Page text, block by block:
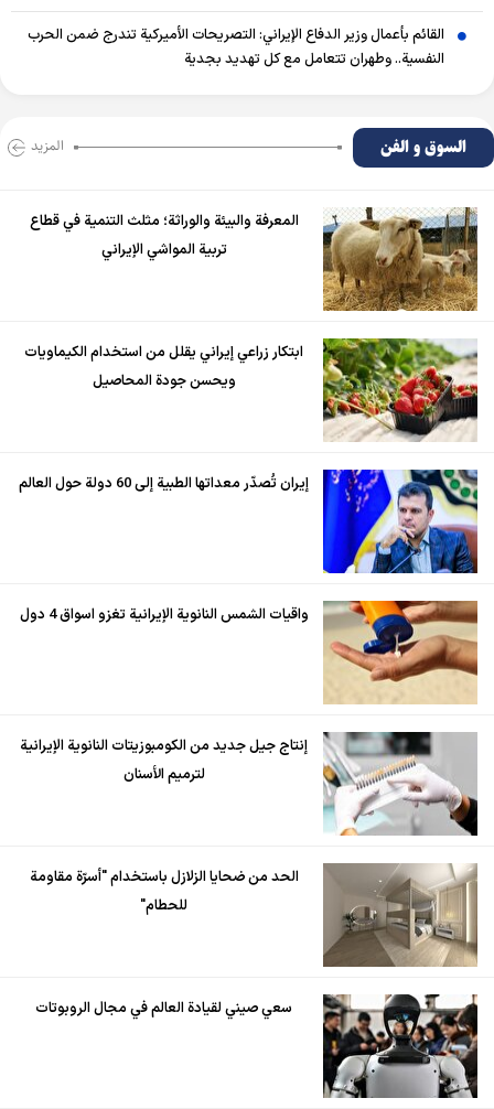
القائم بأعمال وزير الدفاع الإيراني: التصريحات الأميركية تندرج ضمن الحرب
النفسية.. وطهران تتعامل مع كل تهديد بجدية
السوق و الفن المزید
المعرفة والبيئة والوراثة؛ مثلث التنمية في قطاع
تربية المواشي الإيراني
ابتكار زراعي إيراني يقلل من استخدام الكيماويات
ويحسن جودة المحاصيل
إيران تُصدّر معداتها الطبية إلى 60 دولة حول العالم
واقيات الشمس النانوية الإيرانية تغزو اسواق 4 دول
إنتاج جيل جديد من الكومبوزيتات النانوية الإيرانية
لترميم الأسنان
الحد من ضحايا الزلازل باستخدام "أسرّة مقاومة
للحطام"
سعي صيني لقيادة العالم في مجال الروبوتات